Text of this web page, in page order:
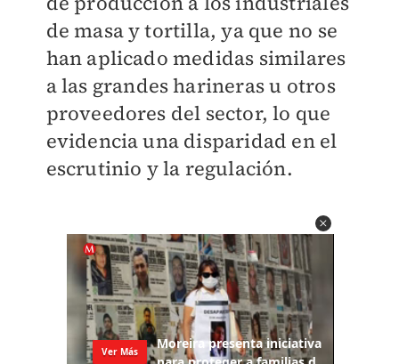
de masa y tortilla, ya que no se
han aplicado medidas similares
a las grandes harineras u otros
proveedores del sector, lo que
evidencia una disparidad en el
escrutinio y la regulación.